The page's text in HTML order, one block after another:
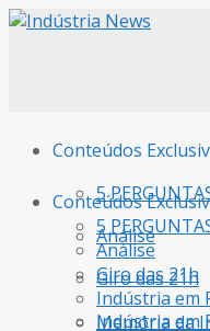
Conteúdos
5
Análise
Giro das 21h
Indústria em
Conteúdos
5
Análise
Giro das 21h
Indústria em
Memória da